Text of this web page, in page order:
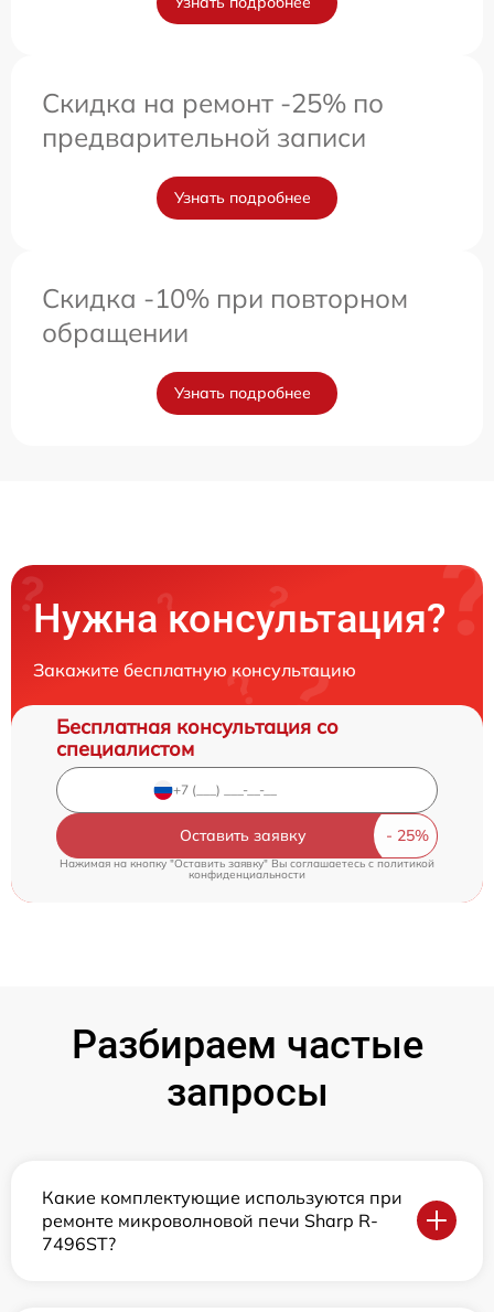
Скидка на ремонт -25% по
предварительной записи
Узнать подробнее
Скидка -10% при повторном
обращении
Узнать подробнее
Нужна консультация?
Закажите бесплатную консультацию
Бесплатная консультация со
специалистом
Оставить заявку
Нажимая на кнопку "Оставить заявку" Вы соглашаетесь cполитикой
конфиденциальности
Разбираем частые
запросы
Какие комплектующие используются при
ремонте микроволновой печи Sharp R-
7496ST?